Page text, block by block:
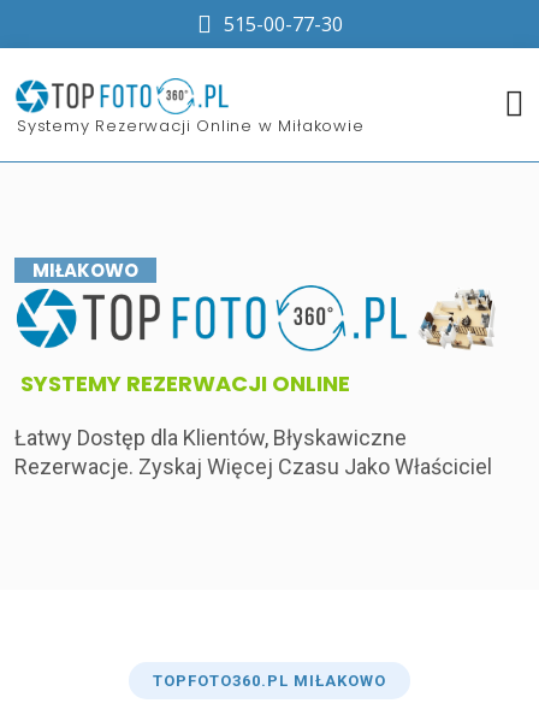
515-00-77-30
​Systemy Rezerwacji Online w Miłakowie
MIŁAKOWO
​SYSTEMY REZERWACJI ONLINE
Łatwy Dostęp dla Klientów, Błyskawiczne
Rezerwacje. Zyskaj Więcej Czasu Jako Właściciel
TOP FOTO360.PL MIŁAKOWO